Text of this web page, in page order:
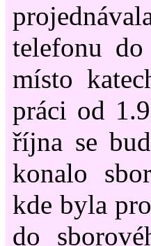
telefonu
místo
práci od
října se
konalo
kde byla
do